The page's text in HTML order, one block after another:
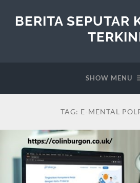
BERITA SEPUTAR
SHOW MENU
TAG: E-MENTAL